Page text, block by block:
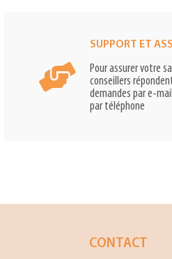
SUPPORT ET
Pour assurer votre
conseillers
demandes par e-
par téléphone
CONTACT